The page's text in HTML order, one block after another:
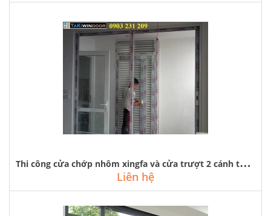
T
hi công cửa chớp nhôm xingfa và cửa trượt 2 cánh tại riverside garden
Liên hệ